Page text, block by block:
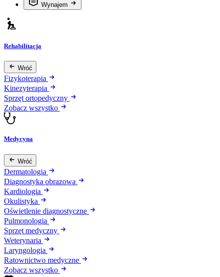
Wynajem
Rehabilitacja
Wróć
Fizykoterapia
Kinezyterapia
Sprzęt ortopedyczny
Zobacz wszystko
Medycyna
Wróć
Dermatologia
Diagnostyka obrazowa
Kardiologia
Okulistyka
Oświetlenie diagnostyczne
Pulmonologia
Sprzęt medyczny
Weterynaria
Laryngologia
Ratownictwo medyczne
Zobacz wszystko